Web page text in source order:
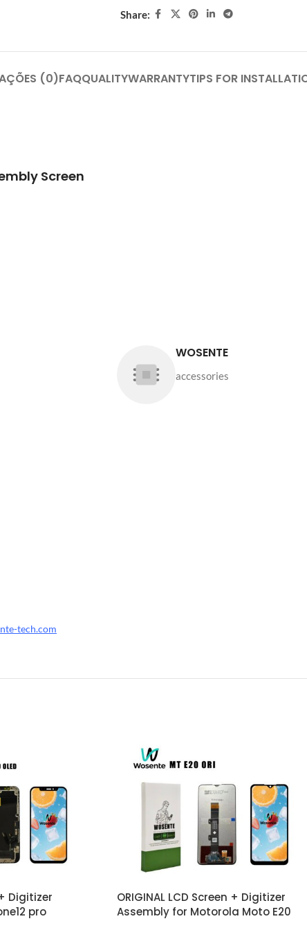
Share:
(0)FAQQUALITYWARRANTYTIPS FOR
Screen
tech.com
WOSENTE
accessories
Digitizer
pro
ORIGINAL LCD Screen + Digitizer
Assembly for Motorola Moto E20